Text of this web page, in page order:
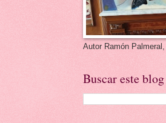
Autor Ramón
Buscar este blog